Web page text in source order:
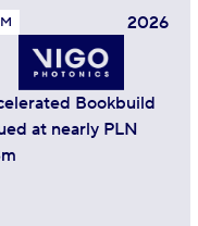
2026
Bookbuild
at nearly PLN